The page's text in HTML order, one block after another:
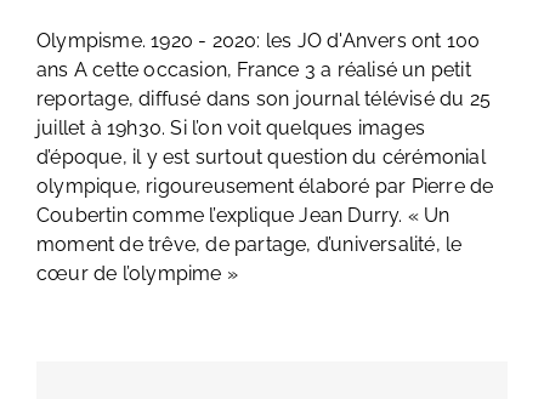
Olympisme. 1920 - 2020: les JO d'Anvers ont 100
ans A cette occasion, France 3 a réalisé un petit
reportage, diffusé dans son journal télévisé du 25
juillet à 19h30. Si l’on voit quelques images
d’époque, il y est surtout question du cérémonial
olympique, rigoureusement élaboré par Pierre de
Coubertin comme l’explique Jean Durry. « Un
moment de trêve, de partage, d’universalité, le
cœur de l’olympime »